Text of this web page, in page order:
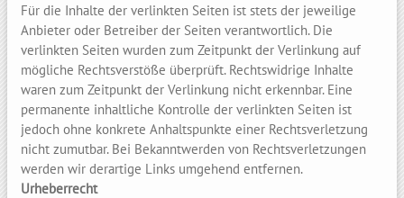
Für die Inhalte der verlinkten Seiten ist stets der jeweilige
Anbieter oder Betreiber der Seiten verantwortlich. Die
verlinkten Seiten wurden zum Zeitpunkt der Verlinkung auf
mögliche Rechtsverstöße überprüft. Rechtswidrige Inhalte
waren zum Zeitpunkt der Verlinkung nicht erkennbar. Eine
permanente inhaltliche Kontrolle der verlinkten Seiten ist
jedoch ohne konkrete Anhaltspunkte einer Rechtsverletzung
nicht zumutbar. Bei Bekanntwerden von Rechtsverletzungen
werden wir derartige Links umgehend entfernen.
Urheberrecht